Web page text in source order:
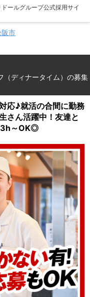
ールグループ公式採用サイ
阪市
（ディナータイム）の募集
応♪就活の合間に勤務
さん活躍中！友達と
3h～OK◎